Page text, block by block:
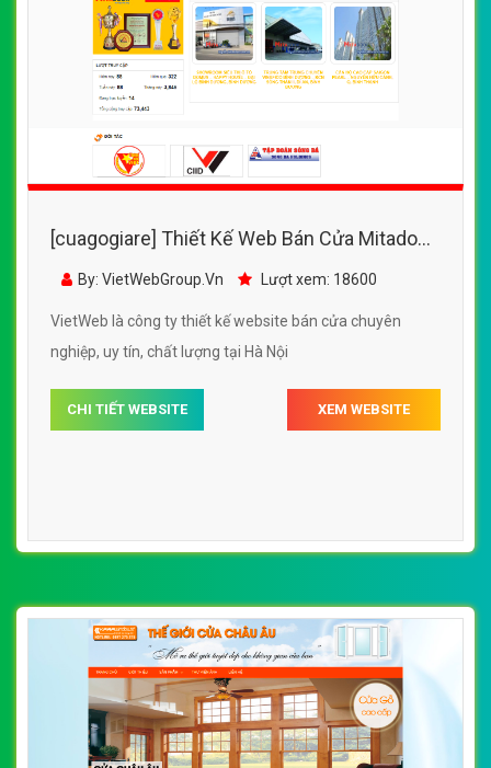
[cuagogiare] Thiết Kế Web Bán Cửa Mitadoor
đẹp, chuyên nghiệp chuẩn SEO
By: VietWebGroup.Vn Lượt xem: 18600
VietWeb là công ty thiết kế website bán cửa chuyên
nghiệp, uy tín, chất lượng tại Hà Nội
CHI TIẾT WEBSITE XEM WEBSITE